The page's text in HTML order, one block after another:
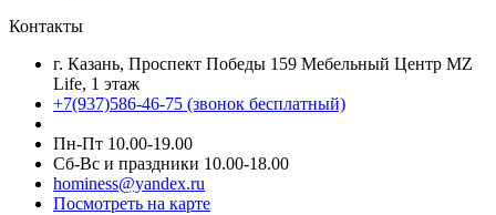
Контакты
г. Казань, Проспект Победы 159 Мебельный Центр MZ
Life, 1 этаж
+7(937)586-46-75 (звонок бесплатный)
Пн-Пт 10.00-19.00
Сб-Вс и праздники 10.00-18.00
hominess@yandex.ru
Посмотреть на карте